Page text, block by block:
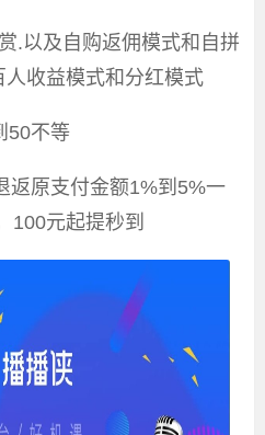
.以及自购返佣模式和自拼
收益模式和分红模式
50不等
返原支付金额1%到5%一
100元起提秒到